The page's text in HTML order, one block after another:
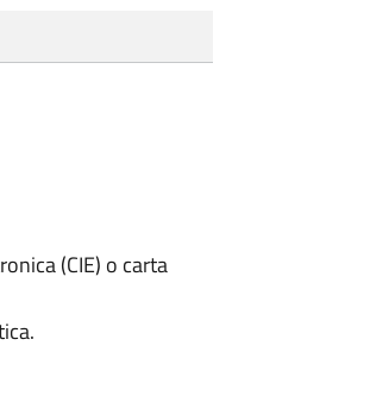
(CIE) o carta